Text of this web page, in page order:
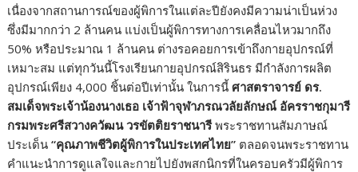
เนื่องจากสถานการณ์ของผู้พิการในแต่ละปียังคงมีความน่าเป็นห่วง
ซึ่งมีมากกว่า 2 ล้านคน แบ่งเป็นผู้พิการทางการเคลื่อนไหวมากถึง
50% หรือประมาณ 1 ล้านคน ต่างรอคอยการเข้าถึงกายอุปกรณ์ที่
เหมาะสม แต่ทุกวันนี้โรงเรียนกายอุปกรณ์สิรินธร มีกำลังการผลิต
อุปกรณ์เพียง 4,000 ชิ้นต่อปีเท่านั้น ในการนี้ศาสตราจารย์ ดร.
สมเด็จพระเจ้าน้องนางเธอ เจ้าฟ้าจุฬาภรณวลัยลักษณ์ อัครราชกุมารี
กรมพระศรีสวางควัฒน วรขัตติยราชนารีพระราชทานสัมภาษณ์
ประเด็น“คุณภาพชีวิตผู้พิการในประเทศไทย” ตลอดจนพระราชทาน
คำแนะนำการดูแลใจและกายไปยังพสกนิกรที่ในครอบครัวมีผู้พิการ